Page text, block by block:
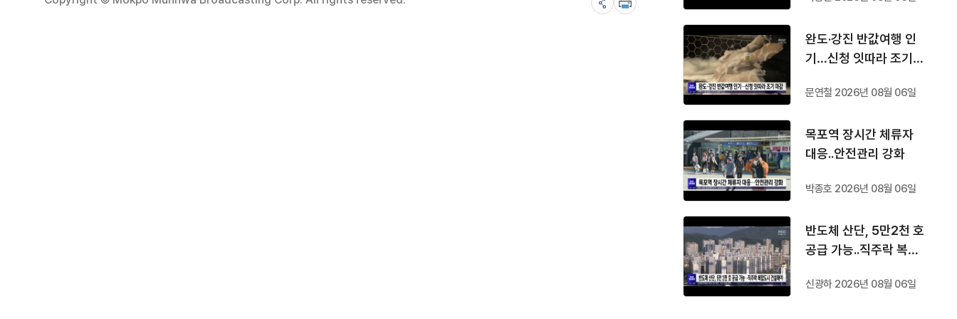
완도·강진 반값여행 인
기…신청 잇따라 조기
문연철 2026년 08월 06일
목포역 장시간 체류자
대응..안전관리 강화
박종호 2026년 08월 06일
반도체 산단, 5만2천 호
공급 가능..직주락 복합
신광하 2026년 08월 06일